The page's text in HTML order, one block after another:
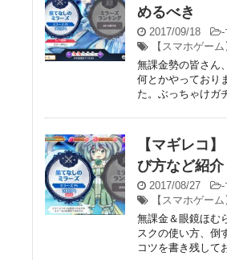
めるべき
2017/09/18 -
【スマホゲーム
無課金勢の皆さん
何とかやっており
た。ぶっちゃけガ
【マギレコ
び方など紹介
2017/08/27 -
【スマホゲーム
無課金＆眼鏡ほむ
スクの使い方、倒
コツを書き残して